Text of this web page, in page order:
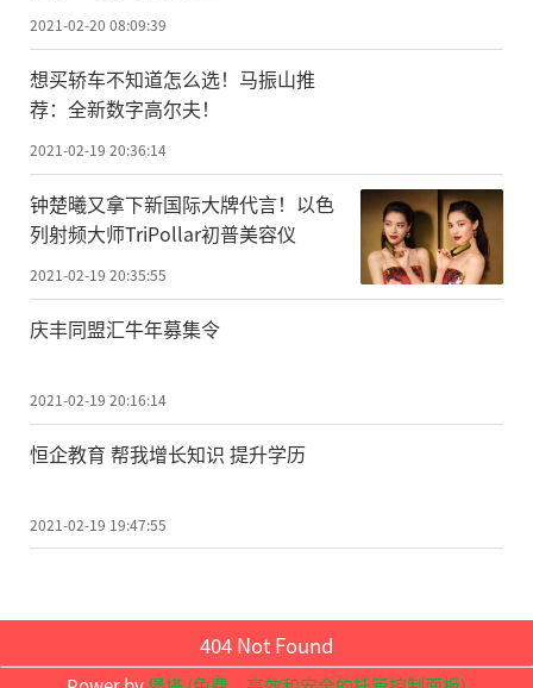
倍太阳质量的黑洞X射线双星系统。
黑洞自转仅仅影响靠近黑洞视界面大约
几百公里的范围，因而需要利用位于此区域
的吸积盘所产生的光子能量更高的X射线波段
数据来推断。苟利军率领的研究团队结合新
得到的距离和质量的测量结果，分析了X射线
光谱数据，从而对黑洞的自转速度进行了精
确限制，相比之前的测量结果，发现此次测
量的黑洞转动更加极端，黑洞视界面正在以
至少95%的光速自转，这也是目前已知的唯
一一个以如此高速度转动的黑洞系统。详细
的分析过程发表在《天体物理学报》上。同
文章中进行阐述。
以对此系统的演化过程做出一个更严格的限
制。同为《科学》文章合作者的澳大利亚莫
2021-02-20 08:09:39
想买轿车不知道怎么选！马振山推
荐：全新数字高尔夫！
2021-02-19 20:36:14
钟楚曦又拿下新国际大牌代言！以色
列射频大师TriPollar初普美容仪
2021-02-19 20:35:55
庆丰同盟汇牛年募集令
2021-02-19 20:16:14
恒企教育 帮我增长知识 提升学历
2021-02-19 19:47:55
404 Not Found